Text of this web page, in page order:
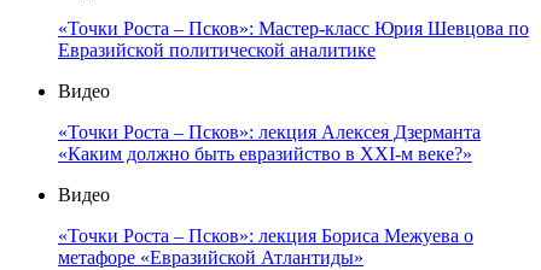
«Точки Роста – Псков»: Мастер-класс Юрия Шевцова по
Евразийской политической аналитике
Видео
«Точки Роста – Псков»: лекция Алексея Дзерманта
«Каким должно быть евразийство в XXI-м веке?»
Видео
«Точки Роста – Псков»: лекция Бориса Межуева о
метафоре «Евразийской Атлантиды»